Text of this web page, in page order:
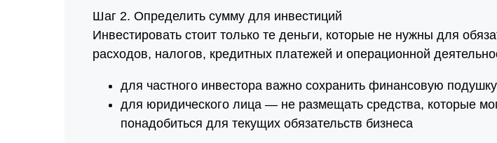
Шаг 2. Определить сумму для инвестиций
Инвестировать стоит только те деньги, которые не нужны для
расходов, налогов, кредитных платежей и операционной
для частного инвестора важно сохранить финансовую подушку
для юридического лица — не размещать средства, которые
понадобиться для текущих обязательств бизнеса